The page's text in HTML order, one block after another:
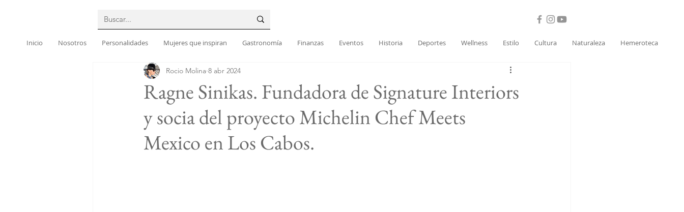
Inicio Nosotros Personalidades Mujeres que inspiran Gastronomía Finanzas Eventos Historia Deportes Wellness Estilo Cultura Naturaleza Hemeroteca
Ragne Sinikas. Fundadora de Signature Interiors
y socia del proyecto Michelin Chef Meets
Mexico en Los Cabos.
Rocio Molina 8 abr 2024